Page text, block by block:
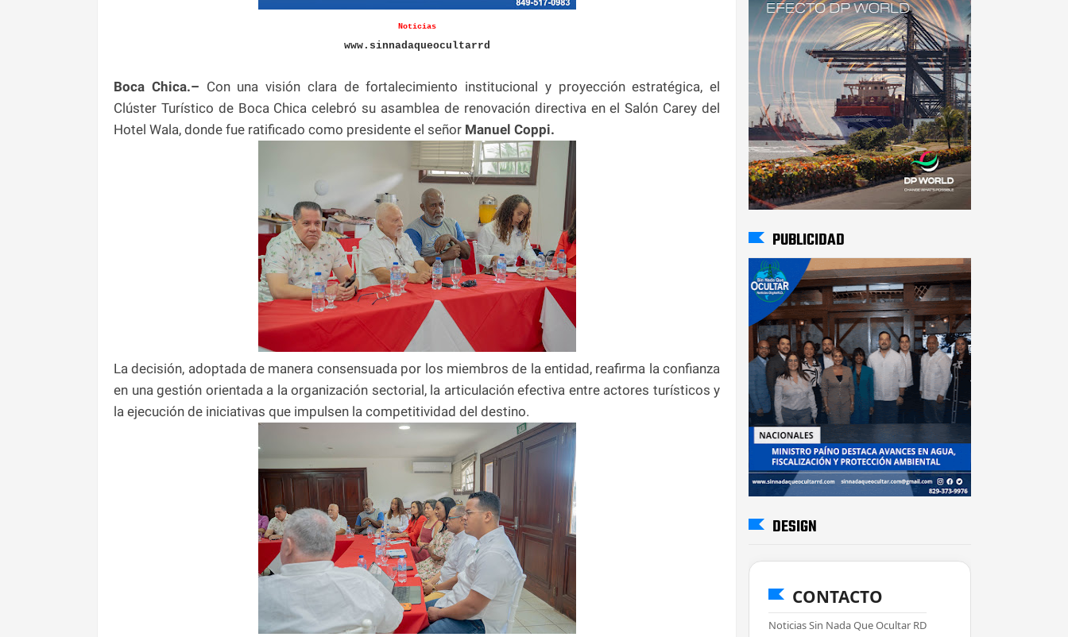
Noticias
www.sinnadaqueocultarrd
Boca Chica.– Con una visión clara de fortalecimiento institucional y proyección estratégica, el
Clúster Turístico de Boca Chica celebró su asamblea de renovación directiva en el Salón Carey del
Hotel Wala, donde fue ratificado como presidente el señor Manuel Coppi.
La decisión, adoptada de manera consensuada por los miembros de la entidad, reafirma la confianza
en una gestión orientada a la organización sectorial, la articulación efectiva entre actores turísticos y
la ejecución de iniciativas que impulsen la competitividad del destino.
PUBLICIDAD
DESIGN
CONTACTO
Noticias Sin Nada Que Ocultar RD